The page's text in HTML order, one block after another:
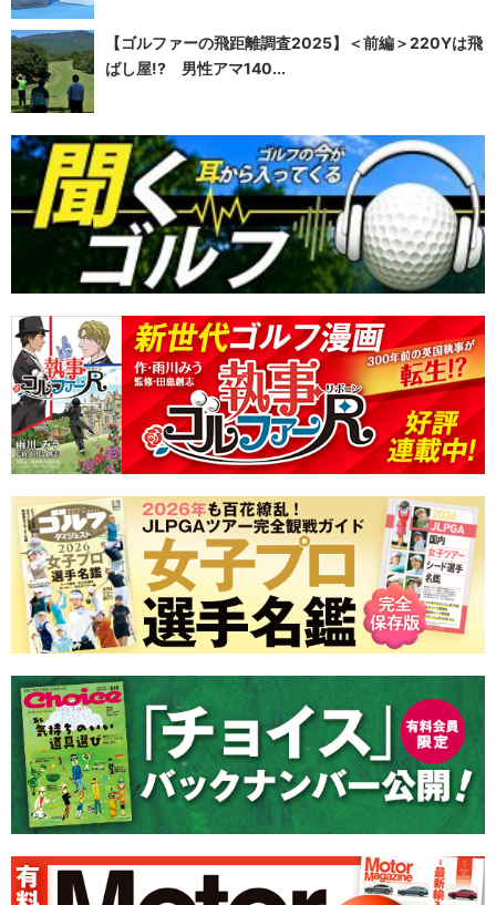
【ゴルファーの飛距離調査2025】＜前編＞220Yは飛
ばし屋!? 男性アマ140...